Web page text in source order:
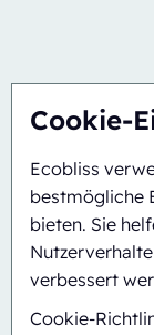
Cookie-
Ecobliss
bestmögliche
bieten. Sie
verbessert
Cookie-
CBS/PH30-